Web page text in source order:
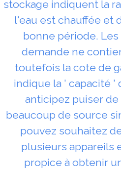
stockage indiquent la
l'eau est chauffée et
bonne période.
demande ne
toutefois la cote de
indique la ' capacité '
anticipez puiser
beaucoup de source
pouvez souhaitez
plusieurs appareils
propice à obtenir